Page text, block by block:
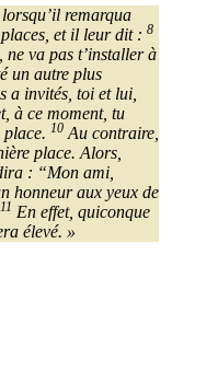
remarqua
et il leur dit : 8
ne va pas t’installer à
un autre plus
a invités, toi et lui,
à ce moment, tu
10 Au contraire,
place. Alors,
: “Mon ami,
honneur aux yeux de
11 En effet, quiconque
élevé. »